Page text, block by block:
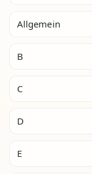
Allgemein
B
C
D
E